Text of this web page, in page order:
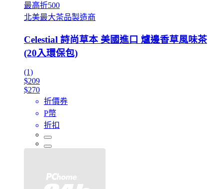
最高折500
北美最大茶品製造商
Celestial 詩尚草本 美國進口 爐邊香草風味茶
(20入環保包)
(1)
$209
$270
折價券
P幣
折扣